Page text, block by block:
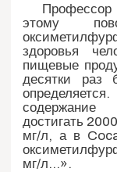
Профессор
этому
здоровья
пищевые
десятки
содержание
достигать
мг/л, а в
мг/л…».